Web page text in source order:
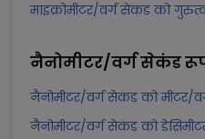
माइक्रोमीटर/वर्ग सेकंड को
नैनोमीटर/वर्ग सेकंड
नैनोमीटर/वर्ग सेकंड को मीटर/
नैनोमीटर/वर्ग सेकंड को